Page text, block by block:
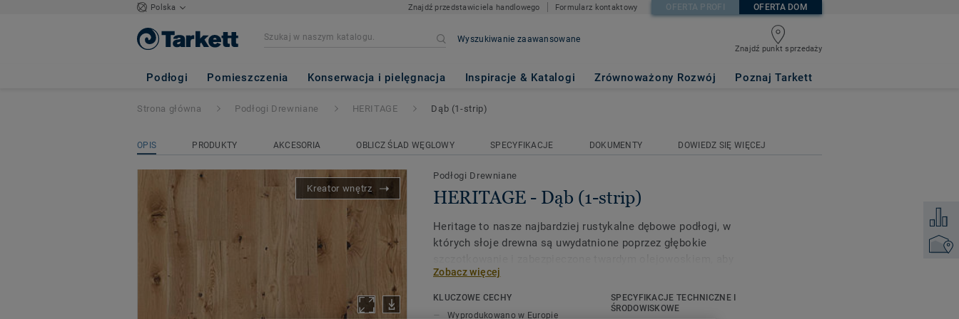
Polska Znajdź przedstawiciela handlowego Formularz kontaktowy OFERTA PROFI OFERTA DOM
Wyszukiwanie zaawansowane
Znajdź punkt sprzedaży
Podłogi Pomieszczenia Konserwacja i pielęgnacja Inspiracje & Katalogi Zrównoważony Rozwój Poznaj Tarkett
HERITAGE - Dąb (1-strip)
Dodaj
Strona główna Podłogi Drewniane HERITAGE Dąb (1-strip)
OPIS PRODUKTY AKCESORIA OBLICZ ŚLAD WĘGLOWY SPECYFIKACJE DOKUMENTY DOWIEDZ SIĘ WIĘCEJ
Kreator wnętrz
Podłogi Drewniane
HERITAGE - Dąb (1-strip)
Heritage to nasze najbardziej rustykalne dębowe podłogi, w
których słoje drewna są uwydatnione poprzez głębokie
uwydatnić piękne detale. Na podłogach widoczne są
niedoskonale naprawione duże sęki i ciemne pęknięcia z
różnicami w kolorze i strukturze. W efekcie powstaje atrakcyjna
Zobacz więcej
KLUCZOWE CECHY
Wyprodukowano w Europie
SPECYFIKACJE TECHNICZNE I
ŚRODOWISKOWE